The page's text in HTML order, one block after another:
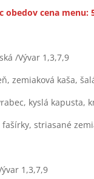
obedov cena menu:
/Vývar 1,3,7,9
zemiaková kaša,
kyslá kapusta,
striasané
1,3,7,9